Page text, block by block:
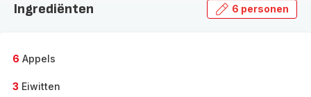
volledige
Ingrediënten 6 personen
6 Appels
3 Eiwitten